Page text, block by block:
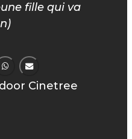
fille qui va
Cinetree